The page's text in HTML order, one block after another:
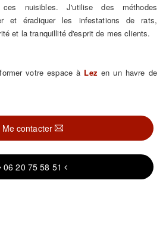
ces nuisibles. J'utilise des méthodes
et éradiquer les infestations de rats,
et la tranquillité d'esprit de mes clients.
votre espace à Lez en un havre de
Me contacter
06 20 75 58 51